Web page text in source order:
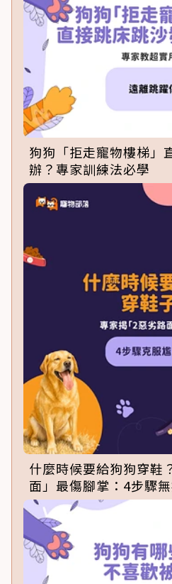
狗狗「拒走寵物樓梯」
辦？專家訓練法必學
什麼時候要給狗狗穿鞋
面」最傷腳掌：4步驟